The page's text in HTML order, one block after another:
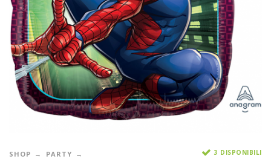
SHOP
PARTY
3 DISPONIBILI